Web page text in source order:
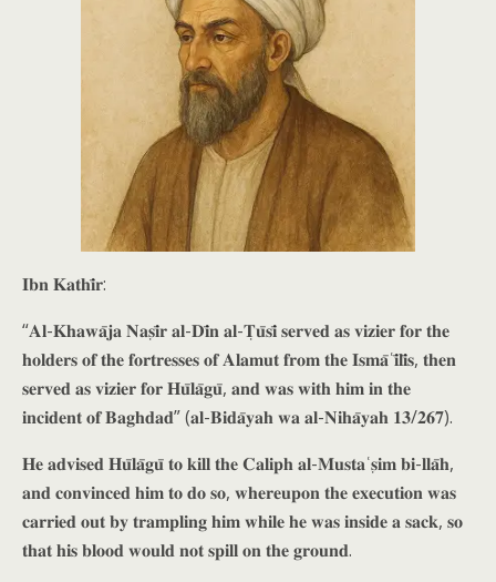
𝐈𝐛𝐧 𝐊𝐚𝐭𝐡𝐢̄𝐫:
“𝐀𝐥-𝐊𝐡𝐚𝐰𝐚̄𝐣𝐚 𝐍𝐚𝐬̣𝐢̄𝐫 𝐚𝐥-𝐃𝐢̄𝐧 𝐚𝐥-𝐓̣𝐮̄𝐬𝐢̄ 𝐬𝐞𝐫𝐯𝐞𝐝 𝐚𝐬 𝐯𝐢𝐳𝐢𝐞𝐫 𝐟𝐨𝐫 𝐭𝐡𝐞
𝐡𝐨𝐥𝐝𝐞𝐫𝐬 𝐨𝐟 𝐭𝐡𝐞 𝐟𝐨𝐫𝐭𝐫𝐞𝐬𝐬𝐞𝐬 𝐨𝐟 𝐀𝐥𝐚𝐦𝐮𝐭 𝐟𝐫𝐨𝐦 𝐭𝐡𝐞 𝐈𝐬𝐦𝐚̄ʿ𝐢̄𝐥𝐢̄𝐬, 𝐭𝐡𝐞𝐧
𝐬𝐞𝐫𝐯𝐞𝐝 𝐚𝐬 𝐯𝐢𝐳𝐢𝐞𝐫 𝐟𝐨𝐫 𝐇𝐮̄𝐥𝐚̄𝐠𝐮̄, 𝐚𝐧𝐝 𝐰𝐚𝐬 𝐰𝐢𝐭𝐡 𝐡𝐢𝐦 𝐢𝐧 𝐭𝐡𝐞
𝐢𝐧𝐜𝐢𝐝𝐞𝐧𝐭 𝐨𝐟 𝐁𝐚𝐠𝐡𝐝𝐚𝐝” (𝐚𝐥-𝐁𝐢𝐝𝐚̄𝐲𝐚𝐡 𝐰𝐚 𝐚𝐥-𝐍𝐢𝐡𝐚̄𝐲𝐚𝐡 𝟏𝟑/𝟐𝟔𝟕).
𝐇𝐞 𝐚𝐝𝐯𝐢𝐬𝐞𝐝 𝐇𝐮̄𝐥𝐚̄𝐠𝐮̄ 𝐭𝐨 𝐤𝐢𝐥𝐥 𝐭𝐡𝐞 𝐂𝐚𝐥𝐢𝐩𝐡 𝐚𝐥-𝐌𝐮𝐬𝐭𝐚ʿ𝐬̣𝐢𝐦 𝐛𝐢-𝐥𝐥𝐚̄𝐡,
𝐚𝐧𝐝 𝐜𝐨𝐧𝐯𝐢𝐧𝐜𝐞𝐝 𝐡𝐢𝐦 𝐭𝐨 𝐝𝐨 𝐬𝐨, 𝐰𝐡𝐞𝐫𝐞𝐮𝐩𝐨𝐧 𝐭𝐡𝐞 𝐞𝐱𝐞𝐜𝐮𝐭𝐢𝐨𝐧 𝐰𝐚𝐬
𝐜𝐚𝐫𝐫𝐢𝐞𝐝 𝐨𝐮𝐭 𝐛𝐲 𝐭𝐫𝐚𝐦𝐩𝐥𝐢𝐧𝐠 𝐡𝐢𝐦 𝐰𝐡𝐢𝐥𝐞 𝐡𝐞 𝐰𝐚𝐬 𝐢𝐧𝐬𝐢𝐝𝐞 𝐚 𝐬𝐚𝐜𝐤, 𝐬𝐨
𝐭𝐡𝐚𝐭 𝐡𝐢𝐬 𝐛𝐥𝐨𝐨𝐝 𝐰𝐨𝐮𝐥𝐝 𝐧𝐨𝐭 𝐬𝐩𝐢𝐥𝐥 𝐨𝐧 𝐭𝐡𝐞 𝐠𝐫𝐨𝐮𝐧𝐝.